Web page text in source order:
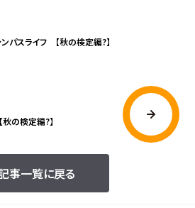
ンパスライフ 【秋の検定編?】
事一覧に戻る
の検定編?】